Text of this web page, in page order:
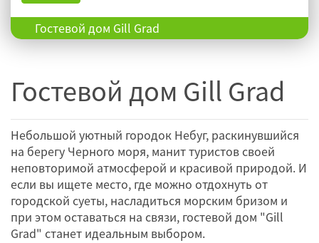
Гостевой дом Gill Grad
Гостевой дом Gill Grad
Небольшой уютный городок Небуг, раскинувшийся
на берегу Черного моря, манит туристов своей
неповторимой атмосферой и красивой природой. И
если вы ищете место, где можно отдохнуть от
городской суеты, насладиться морским бризом и
при этом оставаться на связи, гостевой дом "Gill
Grad" станет идеальным выбором.